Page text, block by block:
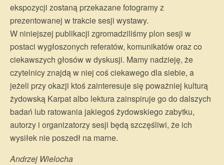
ekspozycji zostaną przekazane fotogramy z
prezentowanej w trakcie sesji wystawy.
W niniejszej publikacji zgromadziliśmy plon sesji w
postaci wygłoszonych referatów, komunikatów oraz co
ciekawszych głosów w dyskusji. Mamy nadzieję, że
czytelnicy znajdą w niej coś ciekawego dla siebie, a
jeżeli przy okazji ktoś zainteresuje się poważniej kulturą
żydowską Karpat albo lektura zainspiruje go do dalszych
badań lub ratowania jakiegoś żydowskiego zabytku,
autorzy i organizatorzy sesji będą szczęśliwi, że ich
wysiłek nie poszedł na marne.
Andrzej Wielocha